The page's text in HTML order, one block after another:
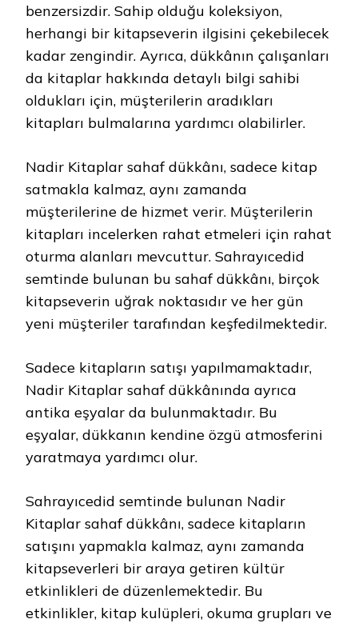
benzersizdir. Sahip olduğu koleksiyon,
herhangi bir kitapseverin ilgisini çekebilecek
kadar zengindir. Ayrıca, dükkânın çalışanları
da kitaplar hakkında detaylı bilgi sahibi
oldukları için, müşterilerin aradıkları
kitapları bulmalarına yardımcı olabilirler.
Nadir Kitaplar sahaf dükkânı, sadece kitap
satmakla kalmaz, aynı zamanda
müşterilerine de hizmet verir. Müşterilerin
kitapları incelerken rahat etmeleri için rahat
oturma alanları mevcuttur. Sahrayıcedid
semtinde bulunan bu sahaf dükkânı, birçok
kitapseverin uğrak noktasıdır ve her gün
yeni müşteriler tarafından keşfedilmektedir.
Sadece kitapların satışı yapılmamaktadır,
Nadir Kitaplar sahaf dükkânında ayrıca
antika eşyalar da bulunmaktadır. Bu
eşyalar, dükkanın kendine özgü atmosferini
yaratmaya yardımcı olur.
Sahrayıcedid semtinde bulunan Nadir
Kitaplar sahaf dükkânı, sadece kitapların
satışını yapmakla kalmaz, aynı zamanda
kitapseverleri bir araya getiren kültür
etkinlikleri de düzenlemektedir. Bu
etkinlikler, kitap kulüpleri, okuma grupları ve